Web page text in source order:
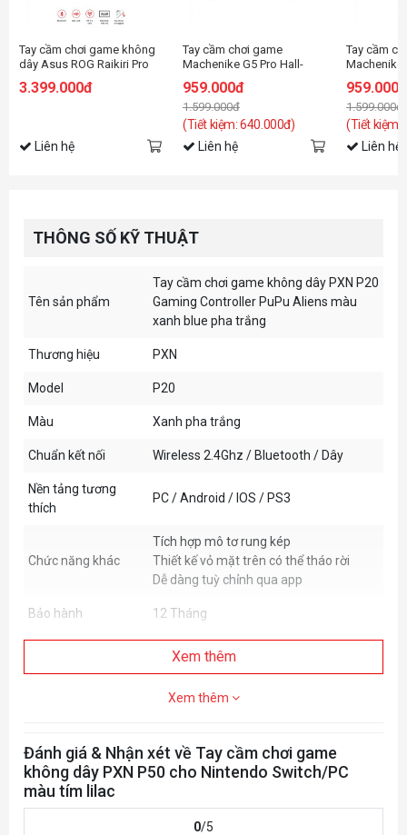
Tay cầm chơi game không
dây Asus ROG Raikiri Pro
3.399.000đ
Liên hệ
Tay cầm chơi game
Machenike G5 Pro Hall-
Màu Đen
959.000đ
1.599.000đ
(Tiết kiệm: 640.000đ)
Liên hệ
Tay cầm
Machenike
Màu Trắng
959.000đ
1.599.000đ
(Tiết kiệm:
Liên hệ
THÔNG SỐ KỸ THUẬT
Tên sản phẩm
Tay cầm chơi game không dây PXN P20
Gaming Controller PuPu Aliens màu
xanh blue pha trắng
Thương hiệu PXN
Model P20
Màu Xanh pha trắng
Chuẩn kết nối Wireless 2.4Ghz / Bluetooth / Dây
Nền tảng tương
thích
PC / Android / IOS / PS3
Chức năng khác
Tích hợp mô tơ rung kép
Thiết kế vỏ mặt trên có thể tháo rời
Dễ dàng tuỳ chỉnh qua app
Bảo hành 12 Tháng
Xem thêm
Xem thêm
Đánh giá & Nhận xét về Tay cầm chơi game
không dây PXN P50 cho Nintendo Switch/PC
màu tím lilac
0/5